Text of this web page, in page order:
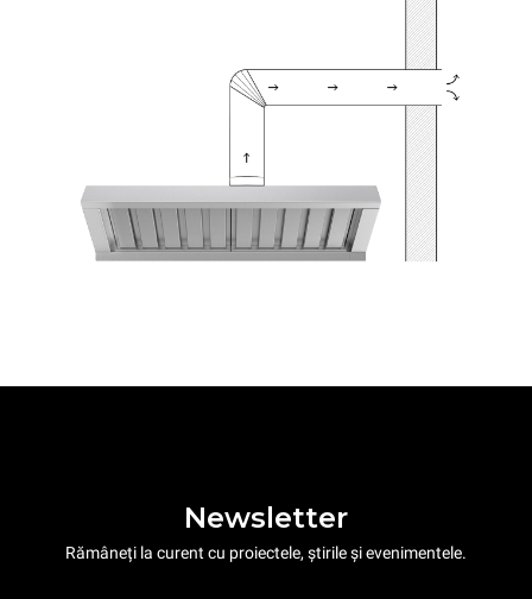
Newsletter
Rămâneți la curent cu proiectele, știrile și evenimentele.